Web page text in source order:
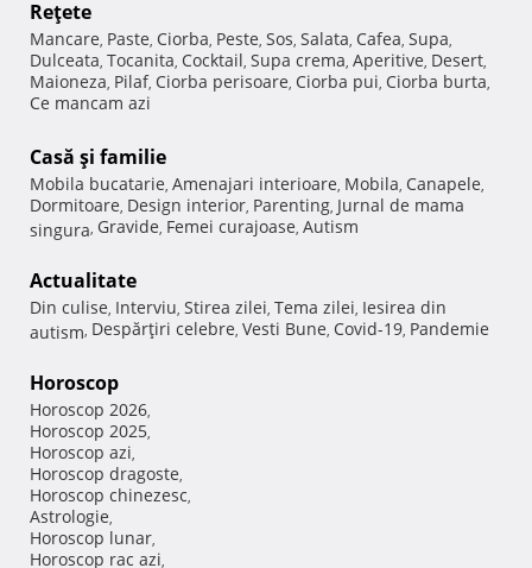
Reţete
Mancare, Paste, Ciorba, Peste, Sos, Salata, Cafea, Supa,
Dulceata, Tocanita, Cocktail, Supa crema, Aperitive, Desert,
Maioneza, Pilaf, Ciorba perisoare, Ciorba pui, Ciorba burta,
Ce mancam azi
Casă şi familie
Mobila bucatarie, Amenajari interioare, Mobila, Canapele,
Dormitoare, Design interior, Parenting, Jurnal de mama
singura, Gravide, Femei curajoase, Autism
Actualitate
Din culise, Interviu, Stirea zilei, Tema zilei, Iesirea din
autism, Despărţiri celebre, Vesti Bune, Covid-19, Pandemie
Horoscop
Horoscop 2026,
Horoscop 2025,
Horoscop azi,
Horoscop dragoste,
Horoscop chinezesc,
Astrologie,
Horoscop lunar,
Horoscop rac azi,